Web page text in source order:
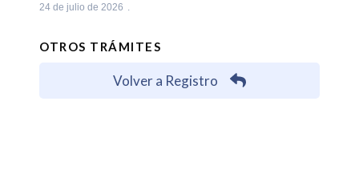
24 de julio de 2026
OTROS TRÁMITES
Volver a Registro